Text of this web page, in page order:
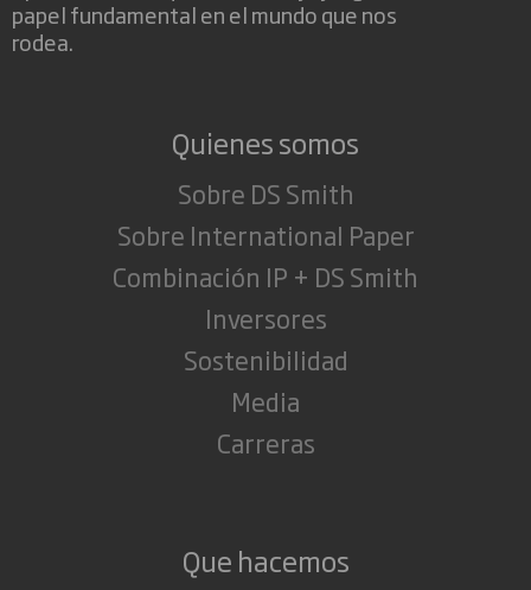
papel fundamental en el mundo que nos
rodea.
Quienes somos
Sobre DS Smith
Sobre International Paper
Combinación IP + DS Smith
Inversores
Sostenibilidad
Media
Carreras
Que hacemos